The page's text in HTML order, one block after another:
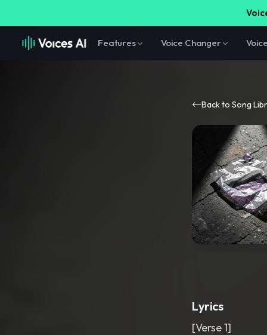
Features Voice Changer
Back to Song
Lyrics
[Verse 1]